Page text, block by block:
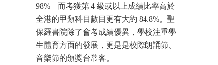
98%，而考獲第 4 級或以上成績比率高於
全港的甲類科目數目更有大約 84.8%。聖
保羅書院除了會考成績優異，學校注重學
生體育方面的發展，更是是校際朗誦節、
音樂節的頒獎台常客。